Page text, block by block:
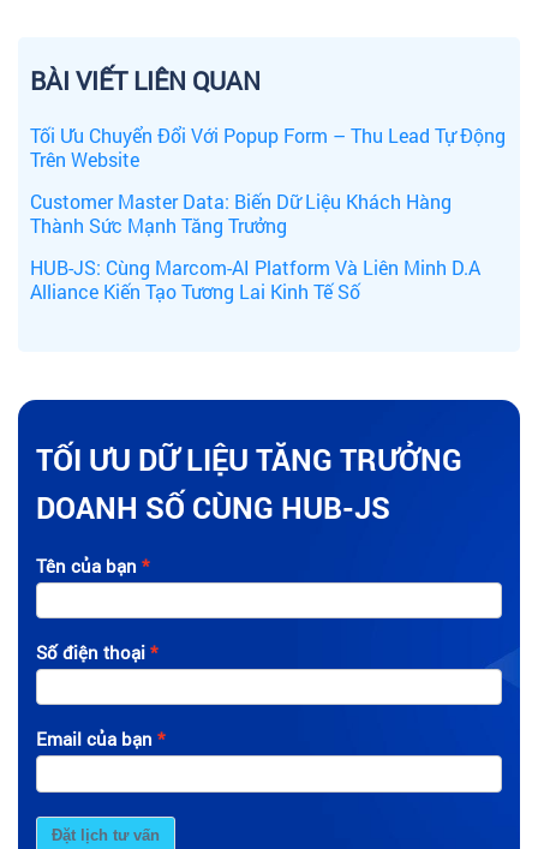
BÀI VIẾT LIÊN QUAN
Tối Ưu Chuyển Đổi Với Popup Form – Thu Lead Tự Động
Trên Website
Customer Master Data: Biến Dữ Liệu Khách Hàng
Thành Sức Mạnh Tăng Trưởng
HUB-JS: Cùng Marcom-AI Platform Và Liên Minh D.A
Alliance Kiến Tạo Tương Lai Kinh Tế Số
TỐI ƯU DỮ LIỆU TĂNG TRƯỞNG
DOANH SỐ CÙNG HUB-JS
Tên của bạn
Số điện thoại
Email của bạn
Đặt lịch tư vấn